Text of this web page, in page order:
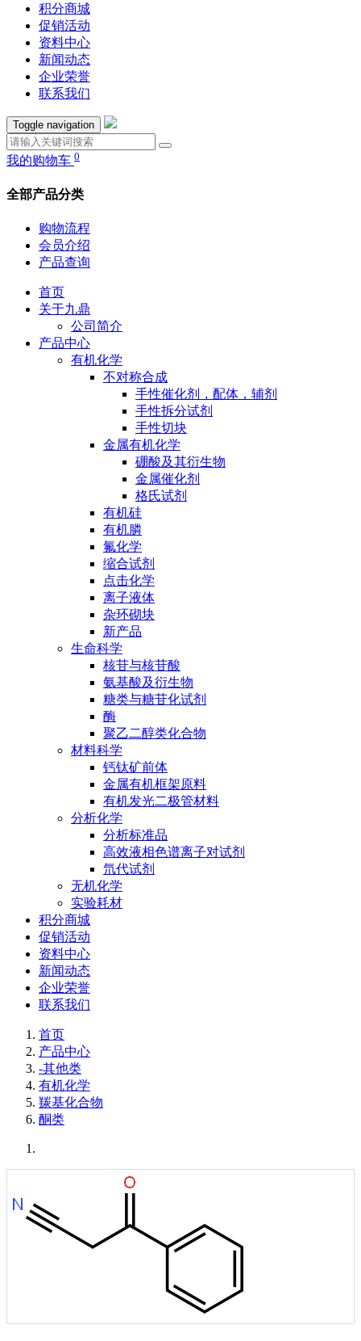
积分商城
促销活动
资料中心
新闻动态
企业荣誉
联系我们
Toggle navigation
我的购物车 0
全部产品分类
购物流程
会员介绍
产品查询
首页
关于九鼎
公司简介
产品中心
有机化学
不对称合成
手性催化剂，配体，辅剂
手性拆分试剂
手性切块
金属有机化学
硼酸及其衍生物
金属催化剂
格氏试剂
有机硅
有机膦
氟化学
缩合试剂
点击化学
离子液体
杂环砌块
新产品
生命科学
核苷与核苷酸
氨基酸及衍生物
糖类与糖苷化试剂
酶
聚乙二醇类化合物
材料科学
钙钛矿前体
金属有机框架原料
有机发光二极管材料
分析化学
分析标准品
高效液相色谱离子对试剂
氘代试剂
无机化学
实验耗材
积分商城
促销活动
资料中心
新闻动态
企业荣誉
联系我们
首页
产品中心
-其他类
有机化学
羰基化合物
酮类